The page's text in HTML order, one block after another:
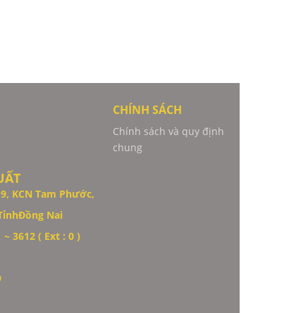
KCN Tam Phước,
Nai
~ 3612 ( Ext : 0 )
CHÍNH SÁCH
Chính sách và quy định
chung